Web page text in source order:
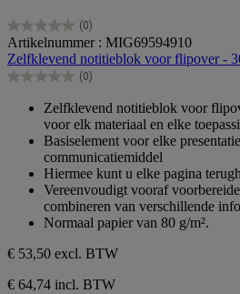
(0)
0.0
van
de
5
Artikelnummer : MIG69594910
Zelfklevend notitieblok voor flipover -
(0)
0.0
sterren.
Zelfklevend notitieblok voor
voor elk materiaal en elke
Basiselement voor elke
communicatiemiddel
Hiermee kunt u elke pagina
Vereenvoudigt vooraf
combineren van verschillende
Normaal papier van 80 g/m².
€ 53,50 excl. BTW
€ 64,74 incl. BTW